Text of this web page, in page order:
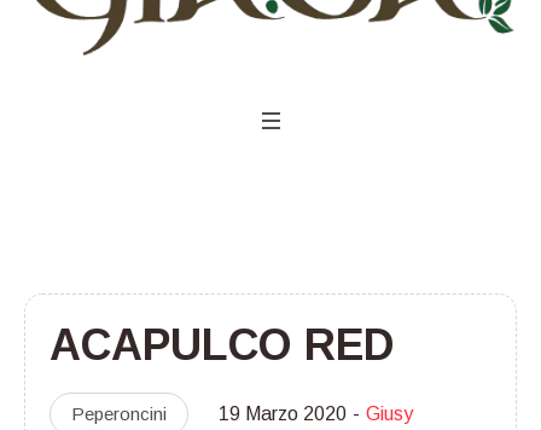
ACAPULCO RED
Peperoncini 19 Marzo 2020 Giusy